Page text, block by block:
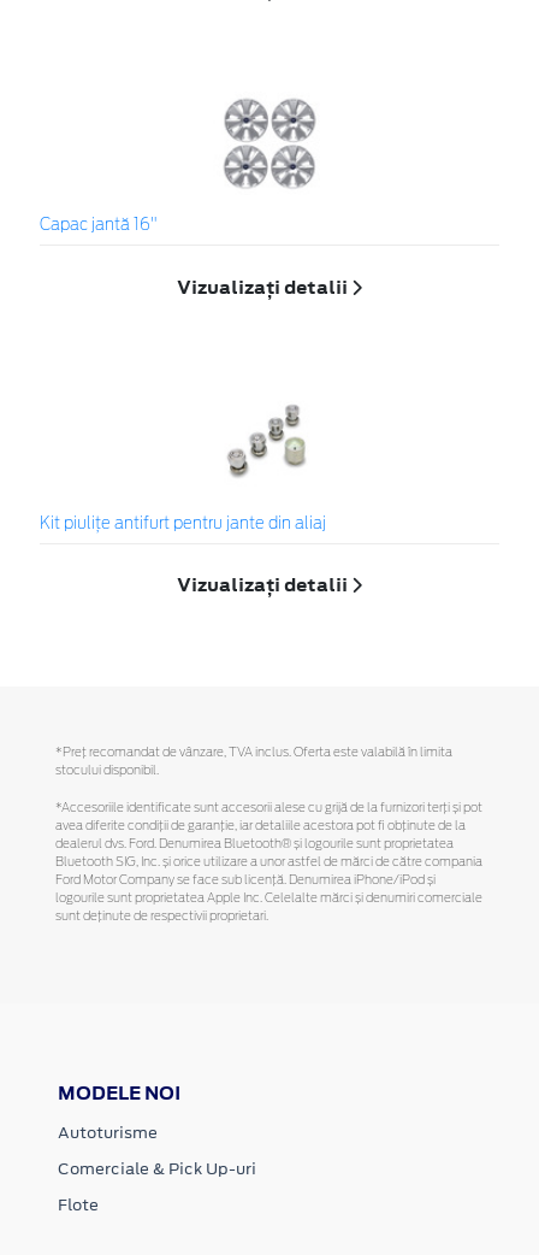
Capac jantă 16"
Vizualizați detalii
Kit piuliţe antifurt pentru jante din aliaj
Vizualizați detalii
*Preţ recomandat de vânzare, TVA inclus. Oferta este valabilă în limita
stocului disponibil.
*Accesoriile identificate sunt accesorii alese cu grijă de la furnizori terți și pot
avea diferite condiții de garanție, iar detaliile acestora pot fi obținute de la
dealerul dvs. Ford. Denumirea Bluetooth® și logourile sunt proprietatea
Bluetooth SIG, Inc. și orice utilizare a unor astfel de mărci de către compania
Ford Motor Company se face sub licență. Denumirea iPhone/iPod și
logourile sunt proprietatea Apple Inc. Celelalte mărci și denumiri comerciale
sunt deținute de respectivii proprietari.
MODELE NOI
Autoturisme
Comerciale & Pick Up-uri
Flote